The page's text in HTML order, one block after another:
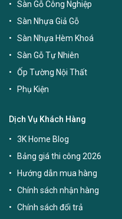
Sàn Gỗ Công Nghiệp
Sàn Nhựa Giả Gỗ
Sàn Nhựa Hèm Khoá
Sàn Gỗ Tự Nhiên
Ốp Tường Nội Thất
Phụ Kiện
Dịch Vụ Khách Hàng
3K Home Blog
Bảng giá thi công 2026
Hướng dẫn mua hàng
Chính sách nhận hàng
Chính sách đổi trả